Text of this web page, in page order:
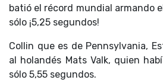
batió el récord mundial armando
sólo ¡5,25 segundos!
Collin que es de Pennsylvania,
al holandés Mats Valk, quien
sólo 5,55 segundos.